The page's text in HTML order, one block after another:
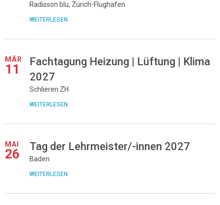
Radisson blu, Zürich-Flughafen
WEITERLESEN
MÄR
11
Fachtagung Heizung | Lüftung | Klima
2027
Schlieren ZH
WEITERLESEN
MAI
26
Tag der Lehrmeister/-innen 2027
Baden
WEITERLESEN